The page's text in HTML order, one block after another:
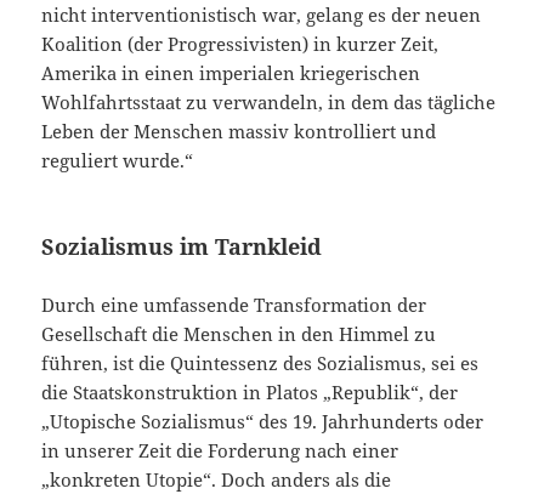
nicht interventionistisch war, gelang es der neuen
Koalition (der Progressivisten) in kurzer Zeit,
Amerika in einen imperialen kriegerischen
Wohlfahrtsstaat zu verwandeln, in dem das tägliche
Leben der Menschen massiv kontrolliert und
reguliert wurde.“
Sozialismus im Tarnkleid
Durch eine umfassende Transformation der
Gesellschaft die Menschen in den Himmel zu
führen, ist die Quintessenz des Sozialismus, sei es
die Staatskonstruktion in Platos „Republik“, der
„Utopische Sozialismus“ des 19. Jahrhunderts oder
in unserer Zeit die Forderung nach einer
„konkreten Utopie“. Doch anders als die